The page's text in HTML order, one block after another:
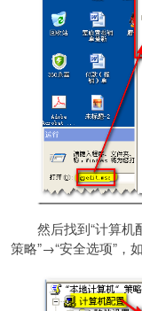
然后找到“计算
策略”→“安全选项”，